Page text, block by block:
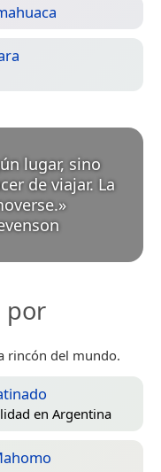
lugar, sino
de viajar. La
»
por
rincón del mundo.
en Argentina